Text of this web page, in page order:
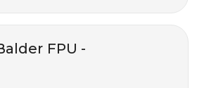
FPU -